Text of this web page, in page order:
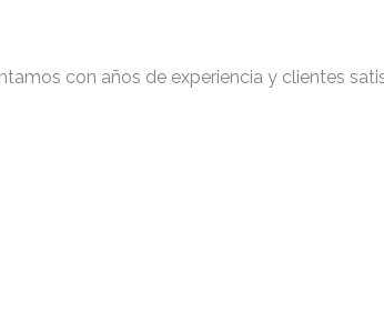
con años de experiencia y clientes